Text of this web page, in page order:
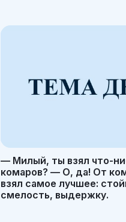
— Милый, ты взял что-
комаров? — О, да! От
взял самое лучшее:
смелость, выдержку.